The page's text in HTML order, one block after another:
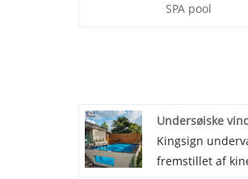
SPA pool
Undersøiske
Kingsign
fremstillet af